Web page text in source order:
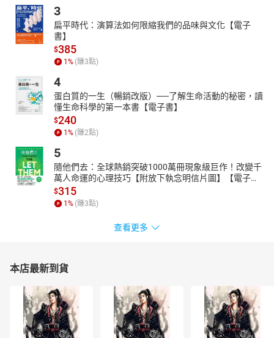
布農族巒群族語．譯寫：全正文
布農族巒群族語朗讀：全正文
華語朗讀：王秀鳳
原創音樂：李宜蒼
封面繪圖：王顧明
【作者與朗讀說書人】
總策畫∕中文撰寫：田哲益（達西烏拉彎．畢馬）
田哲益，1955年生，乳名台江，南投縣人。屏東師專普通科史地
組、高雄師範大學國文系、政治大學中文研究所。民間文學家、原
住民文化研究著名學者。研究著作70部，論文180餘篇。研究領
域：中國民族學、中國民俗學、中國文化學、中國民間文學、中國
少數民族、台灣史、古人類學、台灣原住民族等。曾經榮獲教育部
研究著作入選獎、台灣省政府原住民行政局原住民文化研究著作
獎、順益台灣原住民博物館研究著作原住民文化研究獎、台灣省教
育會研究著作佳作獎、教育部研究著作甲等獎、文建會獎助價購優
獎新詩組第一名首獎、行政院原住民族委員會原住民文化研究著作
布農族巒群族語．譯寫∕朗讀：全正文（Lian Suqluman）
全正文，1956年生，南投縣人。台中師範專科學校體育組、國立台
灣師範大學教育系國文組、國立暨南大學教育政策及行政學研究
所。歷任南投縣國民小學教師、國民中學組長、主任、校長；2022
年2月自南投縣民和國中退休。1997～2000年擔任教育部布農語鄉
3
扁平時代：演算法如何限縮我們的品味與文化【電子
書】
$385
1 % (賺3點)
4
蛋白質的一生（暢銷改版）──了解生命活動的秘密，讀
懂生命科學的第一本書【電子書】
$240
1 % (賺2點)
5
隨他們去：全球熱銷突破1000萬冊現象級巨作！改變千
萬人命運的心理技巧【附放下執念明信片圖】【電子
書】
$315
1 % (賺3點)
查看更多
本店最新到貨